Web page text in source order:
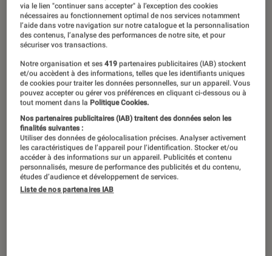
Top des cadeaux pour les fans de
SÉLECTION
Figurines et jeux • 02 nov. 2020
via le lien "continuer sans accepter" à l’exception des cookies
nécessaires au fonctionnement optimal de nos services notamment
l’aide dans votre navigation sur notre catalogue et la personnalisation
des contenus, l’analyse des performances de notre site, et pour
sécuriser vos transactions.
Notre organisation et ses419 partenaires publicitaires (IAB) stockent
et/ou accèdent à des informations, telles que les identifiants uniques
de cookies pour traiter les données personnelles, sur un appareil. Vous
pouvez accepter ou gérer vos préférences en cliquant ci-dessous ou à
tout moment dans la Politique Cookies.
Nos partenaires publicitaires (IAB) traitent des données selon les
finalités suivantes :
Utiliser des données de géolocalisation précises. Analyser activement
les caractéristiques de l’appareil pour l’identification. Stocker et/ou
accéder à des informations sur un appareil. Publicités et contenu
personnalisés, mesure de performance des publicités et du contenu,
études d’audience et développement de services.
Liste de nos partenaires IAB